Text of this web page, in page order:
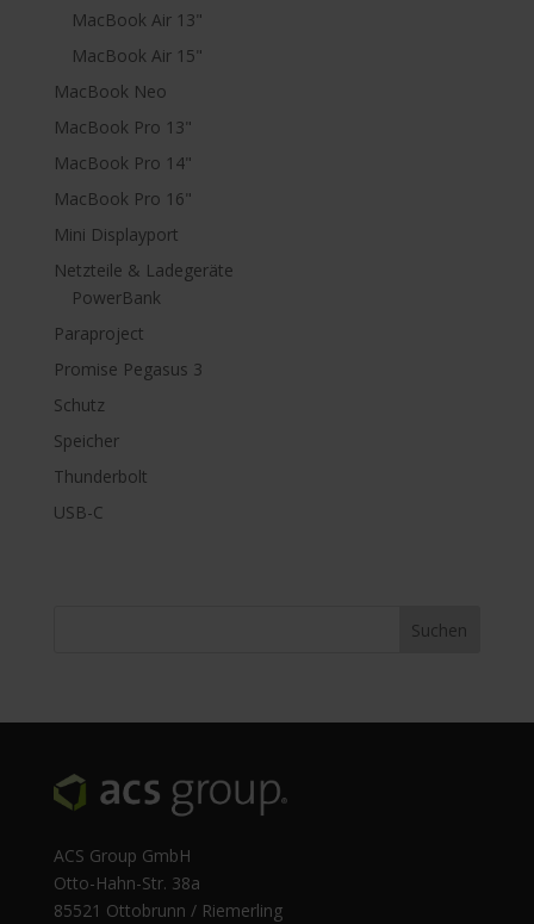
MacBook Air 13"
MacBook Air 15"
MacBook Neo
MacBook Pro 13"
MacBook Pro 14"
MacBook Pro 16"
Mini Displayport
Netzteile & Ladegeräte
PowerBank
Paraproject
Promise Pegasus 3
Schutz
Speicher
Thunderbolt
USB-C
ACS Group GmbH
Otto-Hahn-Str. 38a
85521 Ottobrunn / Riemerling